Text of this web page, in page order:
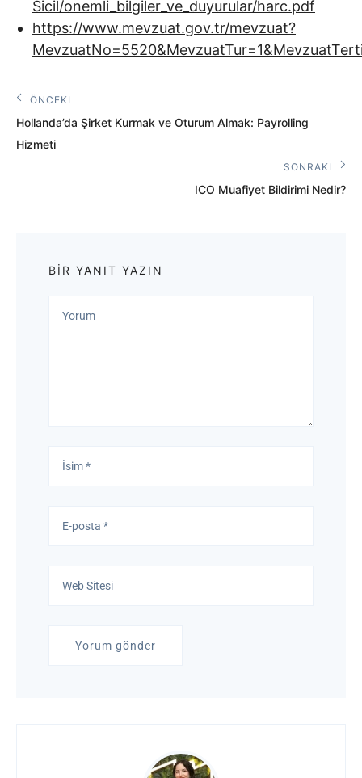
Sicil/onemli_bilgiler_ve_duyurular/harc.pdf
https://www.mevzuat.gov.tr/mevzuat?
Yazı
gezinmesi
ÖNCEKI
Önceki
Yazı:
Hollanda’da Şirket Kurmak ve Oturum Almak: Payrolling
Hizmeti
SONRAKI
Sonraki
ICO Muafiyet Bildirimi Nedir?
BIR YANIT YAZIN